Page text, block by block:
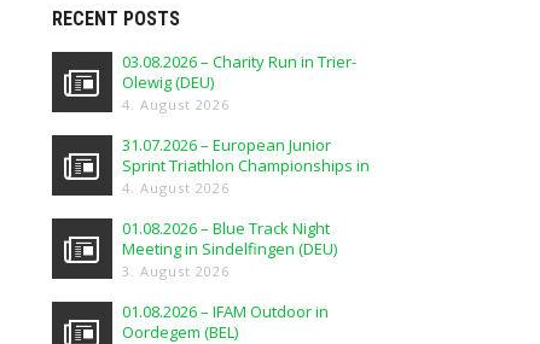
RECENT POSTS
03.08.2026 – Charity Run in Trier-
Olewig (DEU)
4. August 2026
31.07.2026 – European Junior
Sprint Triathlon Championships in
Elblag (POL)
4. August 2026
01.08.2026 – Blue Track Night
Meeting in Sindelfingen (DEU)
3. August 2026
01.08.2026 – IFAM Outdoor in
Oordegem (BEL)